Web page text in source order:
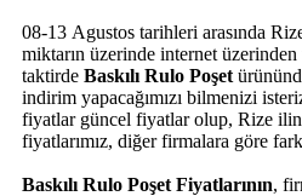
08-13 Agustos tarihleri arasında
miktarın üzerinde internet
taktirde Baskılı Rulo Poşet
indirim yapacağımızı bilmenizi
fiyatlar güncel fiyatlar olup, Rize
fiyatlarımız, diğer firmalara göre
Baskılı Rulo Poşet Fiyatlarının,